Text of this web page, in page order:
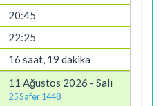
20:45
22:25
16 saat, 19 dakika
11 Ağustos 2026 - Salı
25 Safer 1448